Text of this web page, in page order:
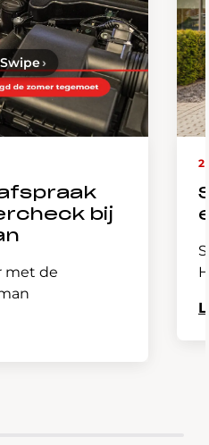
bij
met de
Swipe›